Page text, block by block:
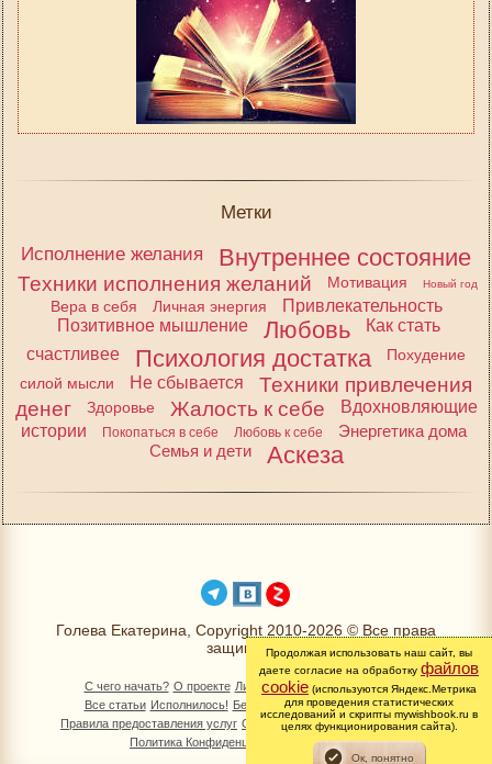
Метки
Исполнение желания
Внутреннее состояние
Техники исполнения желаний Мотивация Новый год
Вера в себя Личная энергия
Привлекательность
Позитивное мышление
Любовь
Как стать
счастливее
Психология достатка
Похудение
силой мысли
Не сбывается
Техники привлечения
денег
Здоровье Жалость к себе
Вдохновляющие
истории
Покопаться в себе Любовь к себе
Энергетика дома
Семья и дети
Аскеза
Голева Екатерина, Copyright 2010-2026 © Все права
защищены
С чего начать? О проекте Личный раздел Книга Желаний
Все статьи Исполнилось! Бесплатно! Изменимся вместе
Правила предоставления услуг Обработка персональных данных
Политика Конфиденциальности
Контакты
Продолжая использовать наш сайт, вы
даете согласие на обработку файлов
cookie (используются Яндекс.Метрика
для проведения статистических
исследований и скрипты mywishbook.ru в
целях функционирования сайта).